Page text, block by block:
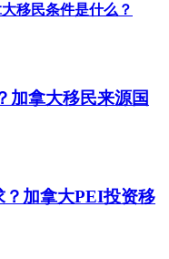
移民条件是什么？
加拿大移民来源国
加拿大PEI投资移